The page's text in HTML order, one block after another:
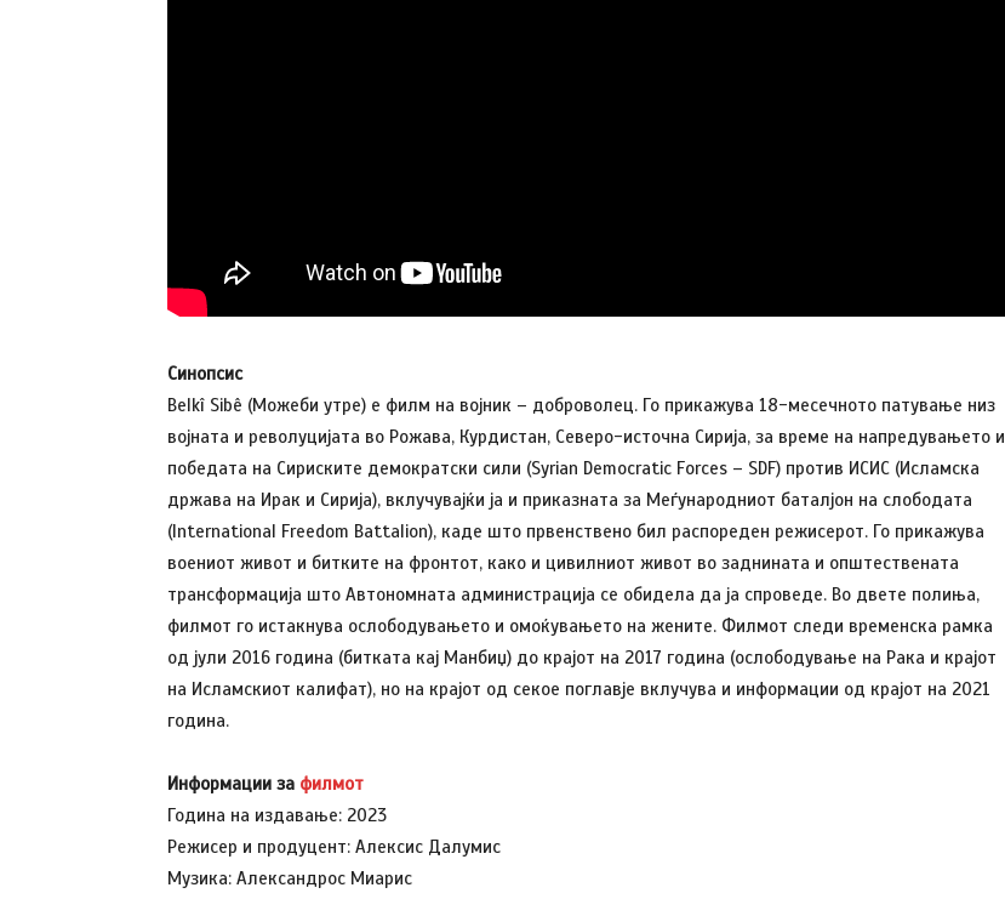
Синопсис
Belkî Sibê (Можеби утре) е филм на војник – доброволец. Го прикажува 18-месечното патување низ
војната и револуцијата во Рожава, Курдистан, Северо-источна Сирија, за време на напредувањето и
победата на Сириските демократски сили (Syrian Democratic Forces – SDF) против ИСИС (Исламска
држава на Ирак и Сирија), вклучувајќи ја и приказната за Меѓународниот баталјон на слободата
(International Freedom Battalion), каде што првенствено бил распореден режисерот. Го прикажува
воениот живот и битките на фронтот, како и цивилниот живот во заднината и општествената
трансформација што Автономната администрација се обидела да ја спроведе. Во двете полиња,
филмот го истакнува ослободувањето и омоќувањето на жените. Филмот следи временска рамка
од јули 2016 година (битката кај Манбиџ) до крајот на 2017 година (ослободување на Рака и крајот
на Исламскиот калифат), но на крајот од секое поглавје вклучува и информации од крајот на 2021
година.
Информации за филмот
Година на издавање: 2023
Режисер и продуцент: Алексис Далумис
Музика: Александрос Миарис